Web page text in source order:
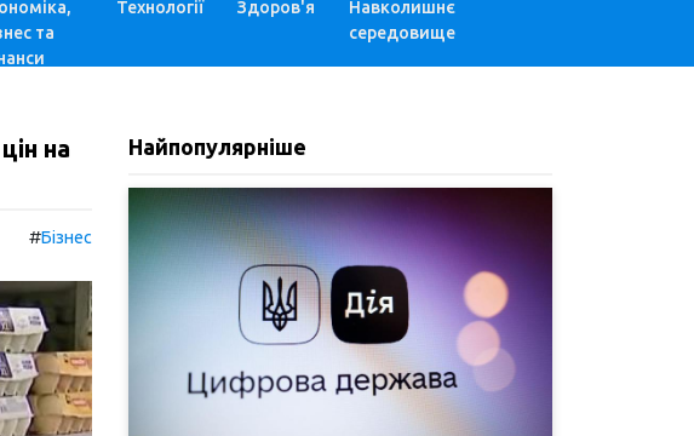
та
Технології Здоров'я
Навколишнє
середовище
на
#Бізнес
Найпопулярніше